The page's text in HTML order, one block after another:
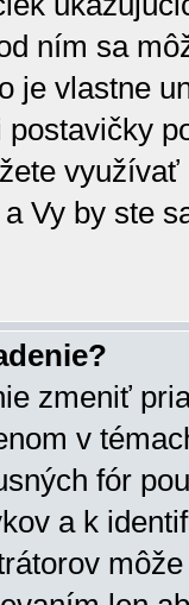
ním sa
je vlastne
Vy by ste
zmeniť
v
fór
a k